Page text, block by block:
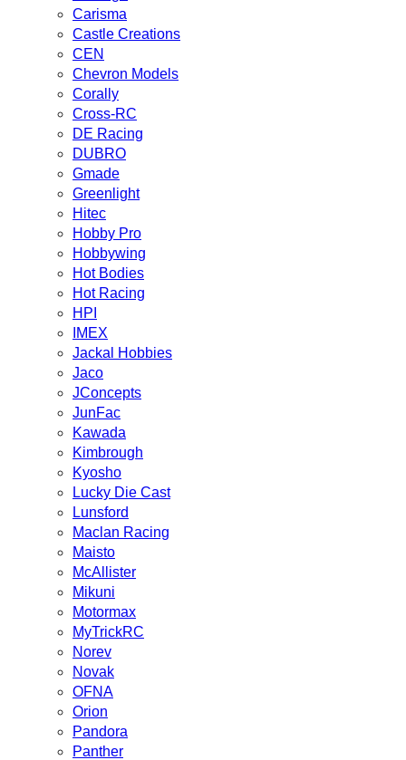
Carisma
Castle Creations
CEN
Chevron Models
Corally
Cross-RC
DE Racing
DUBRO
Gmade
Greenlight
Hitec
Hobby Pro
Hobbywing
Hot Bodies
Hot Racing
HPI
IMEX
Jackal Hobbies
Jaco
JConcepts
JunFac
Kawada
Kimbrough
Kyosho
Lucky Die Cast
Lunsford
Maclan Racing
Maisto
McAllister
Mikuni
Motormax
MyTrickRC
Norev
Novak
OFNA
Orion
Pandora
Panther